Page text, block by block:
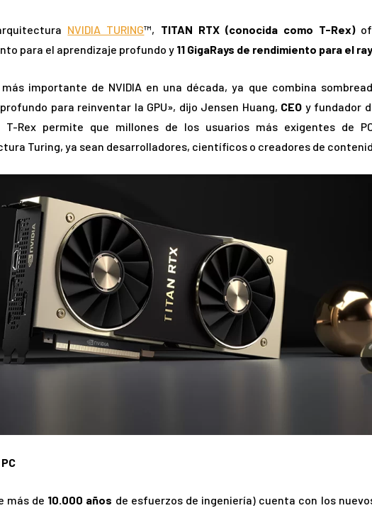
NVIDIA TURING™, TITAN RTX (conocida como T-Rex)
para el aprendizaje profundo y 11 GigaRays de rendimiento para el
importante de NVIDIA en una década, ya que combina
para reinventar la GPU», dijo Jensen Huang, CEO y fundador
T-Rex permite que millones de los usuarios más exigentes de
Turing, ya sean desarrolladores, científicos o creadores de
más de 10.000 años de esfuerzos de ingeniería) cuenta con los